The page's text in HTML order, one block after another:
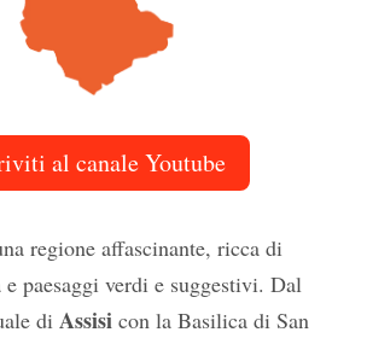
al canale Youtube
regione affascinante, ricca di
paesaggi verdi e suggestivi. Dal
di Assisicon la Basilica di San